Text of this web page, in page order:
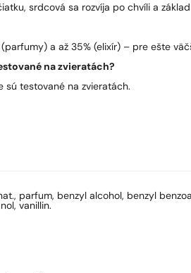
srdcová sa rozvíja po chvíli a
(parfumy) a až 35% (elixír) – pre ešte
na zvieratách?
sú testované na zvieratách.
parfum, benzyl alcohol, benzyl
vanillin.